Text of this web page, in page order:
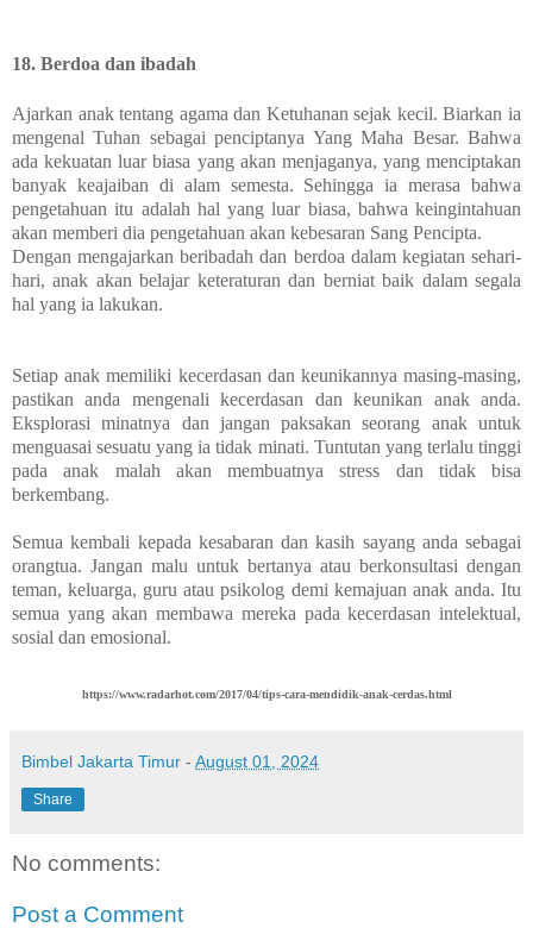
18. Berdoa dan ibadah
Ajarkan anak tentang agama dan Ketuhanan sejak kecil. Biarkan ia
mengenal Tuhan sebagai penciptanya Yang Maha Besar. Bahwa
ada kekuatan luar biasa yang akan menjaganya, yang menciptakan
banyak keajaiban di alam semesta. Sehingga ia merasa bahwa
pengetahuan itu adalah hal yang luar biasa, bahwa keingintahuan
akan memberi dia pengetahuan akan kebesaran Sang Pencipta.
Dengan mengajarkan beribadah dan berdoa dalam kegiatan sehari-
hari, anak akan belajar keteraturan dan berniat baik dalam segala
hal yang ia lakukan.
Setiap anak memiliki kecerdasan dan keunikannya masing-masing,
pastikan anda mengenali kecerdasan dan keunikan anak anda.
Eksplorasi minatnya dan jangan paksakan seorang anak untuk
menguasai sesuatu yang ia tidak minati. Tuntutan yang terlalu tinggi
pada anak malah akan membuatnya stress dan tidak bisa
berkembang.
Semua kembali kepada kesabaran dan kasih sayang anda sebagai
orangtua. Jangan malu untuk bertanya atau berkonsultasi dengan
teman, keluarga, guru atau psikolog demi kemajuan anak anda. Itu
semua yang akan membawa mereka pada kecerdasan intelektual,
sosial dan emosional.
https://www.radarhot.com/2017/04/tips-cara-mendidik-anak-cerdas.html
Bimbel Jakarta Timur - August 01, 2024
Share
No comments:
Post a Comment